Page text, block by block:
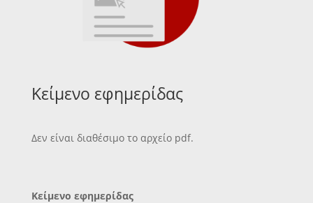
Κείμενο εφημερίδας
Δεν είναι διαθέσιμο το αρχείο pdf.
Κείμενο εφημερίδας